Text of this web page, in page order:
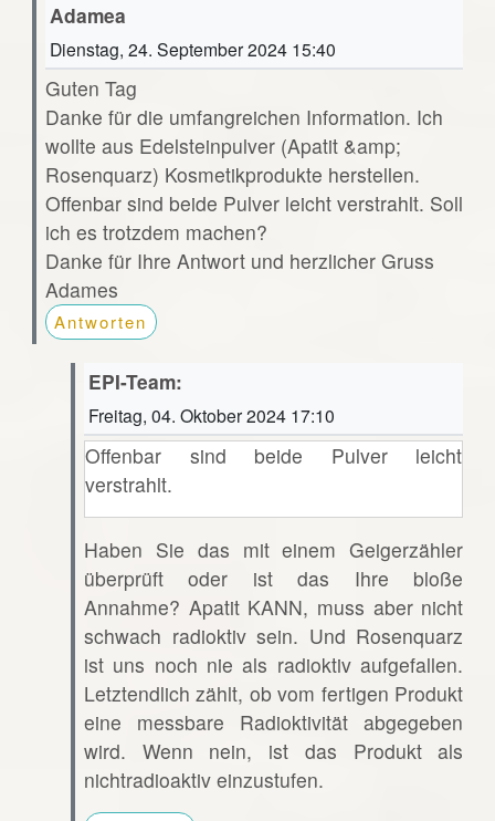
Adamea
Dienstag, 24. September 2024 15:40
Guten Tag
Danke für die umfangreichen Information. Ich
wollte aus Edelsteinpulver (Apatit &amp;
Rosenquarz) Kosmetikprodukte herstellen.
Offenbar sind beide Pulver leicht verstrahlt. Soll
ich es trotzdem machen?
Danke für Ihre Antwort und herzlicher Gruss
Adames
Antworten
EPI-Team:
Freitag, 04. Oktober 2024 17:10
Offenbar sind beide Pulver leicht
verstrahlt.
Haben Sie das mit einem Geigerzähler
überprüft oder ist das Ihre bloße
Annahme? Apatit KANN, muss aber nicht
schwach radioktiv sein. Und Rosenquarz
ist uns noch nie als radioktiv aufgefallen.
Letztendlich zählt, ob vom fertigen Produkt
eine messbare Radioktivität abgegeben
wird. Wenn nein, ist das Produkt als
nichtradioaktiv einzustufen.